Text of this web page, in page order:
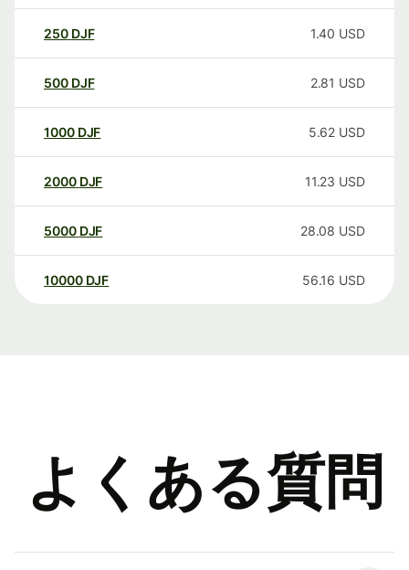
250 DJF 1.40 USD
500 DJF 2.81 USD
1000 DJF 5.62 USD
2000 DJF 11.23 USD
5000 DJF 28.08 USD
10000 DJF 56.16 USD
よくある質問